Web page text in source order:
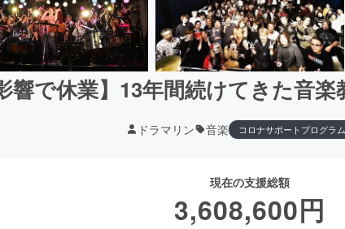
響で休業】13年間続けてきた音
ドラマリン 音楽 コロナサポートプログラ
現在の支援総額
3,608,600円